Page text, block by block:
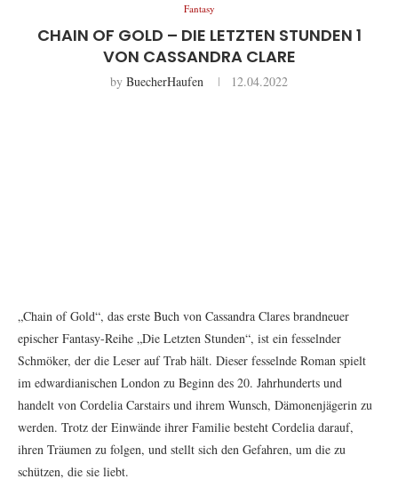
Fantasy
CHAIN OF GOLD – DIE LETZTEN STUNDEN 1
VON CASSANDRA CLARE
by BuecherHaufen 12.04.2022
„Chain of Gold“, das erste Buch von Cassandra Clares brandneuer
epischer Fantasy-Reihe „Die Letzten Stunden“, ist ein fesselnder
Schmöker, der die Leser auf Trab hält. Dieser fesselnde Roman spielt
im edwardianischen London zu Beginn des 20. Jahrhunderts und
handelt von Cordelia Carstairs und ihrem Wunsch, Dämonenjägerin zu
werden. Trotz der Einwände ihrer Familie besteht Cordelia darauf,
ihren Träumen zu folgen, und stellt sich den Gefahren, um die zu
schützen, die sie liebt.